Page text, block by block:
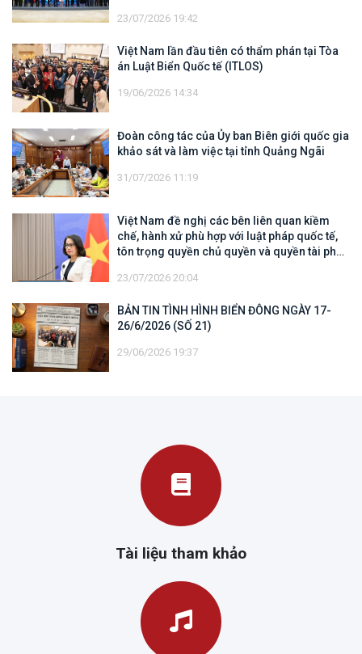
23/07/2026 19:42
Việt Nam lần đầu tiên có thẩm phán tại Tòa
án Luật Biển Quốc tế (ITLOS)
19/06/2026 14:34
Đoàn công tác của Ủy ban Biên giới quốc gia
khảo sát và làm việc tại tỉnh Quảng Ngãi
31/07/2026 11:19
Việt Nam đề nghị các bên liên quan kiềm
chế, hành xử phù hợp với luật pháp quốc tế,
tôn trọng quyền chủ quyền và quyền tài phán
địa của quốc gia ven biển
23/07/2026 20:04
BẢN TIN TÌNH HÌNH BIỂN ĐÔNG NGÀY 17-
26/6/2026 (SỐ 21)
29/06/2026 19:37
Tài liệu tham khảo